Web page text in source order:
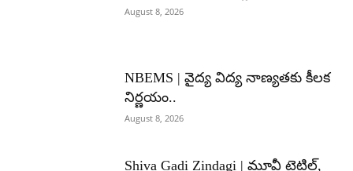
August 8, 2026
NBEMS | వైద్య విద్య నాణ్యతకు కీలక
నిర్ణయం..
August 8, 2026
Shiva Gadi Zindagi | మూవీ టైటిల్,